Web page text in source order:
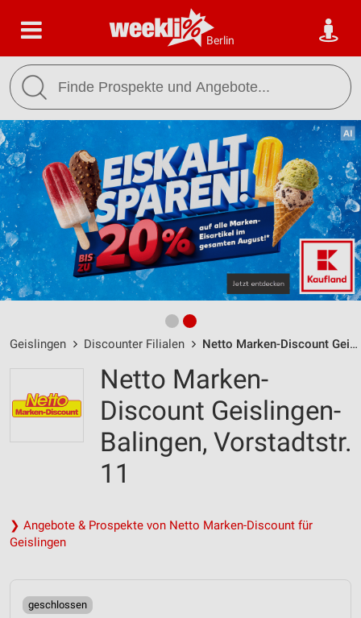
Berlin
Geislingen Discounter Filialen Netto Marken-Discount Geislingen-Balingen / Vorstadtstr. 11 - Öffnungszeiten & Adresse
Netto Marken-
Discount Geislingen-
Balingen, Vorstadtstr.
11
❯ Angebote & Prospekte von Netto Marken-Discount für
Geislingen
geschlossen